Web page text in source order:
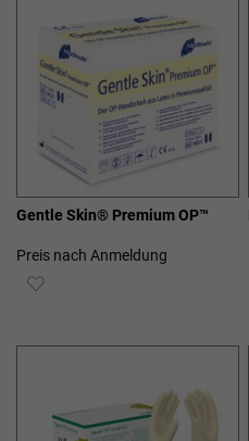
Gentle Skin® Premium OP™
Preis nach Anmeldung
ZUR